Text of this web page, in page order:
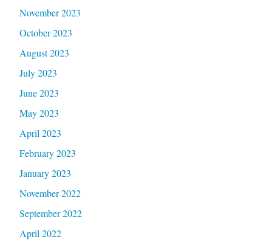
November 2023
October 2023
August 2023
July 2023
June 2023
May 2023
April 2023
February 2023
January 2023
November 2022
September 2022
April 2022